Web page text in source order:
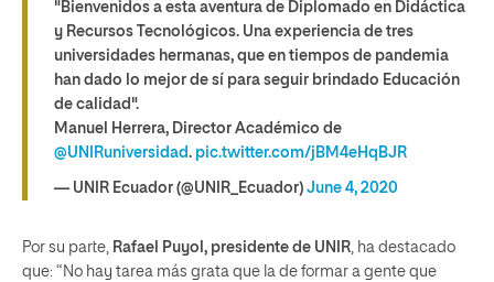
"Bienvenidos a esta aventura de Diplomado en Didáctica
y Recursos Tecnológicos. Una experiencia de tres
universidades hermanas, que en tiempos de pandemia
han dado lo mejor de sí para seguir brindado Educación
de calidad".
Manuel Herrera, Director Académico de
@UNIRuniversidad. pic.twitter.com/jBM4eHqBJR
— UNIR Ecuador (@UNIR_Ecuador) June 4, 2020
Por su parte, Rafael Puyol, presidente de UNIR, ha destacado
que: “No hay tarea más grata que la de formar a gente que